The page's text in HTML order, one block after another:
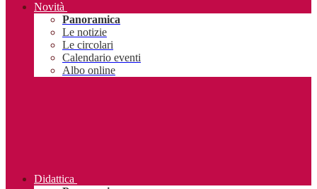
Novità
Panoramica
Le notizie
Le circolari
Calendario eventi
Albo online
Didattica